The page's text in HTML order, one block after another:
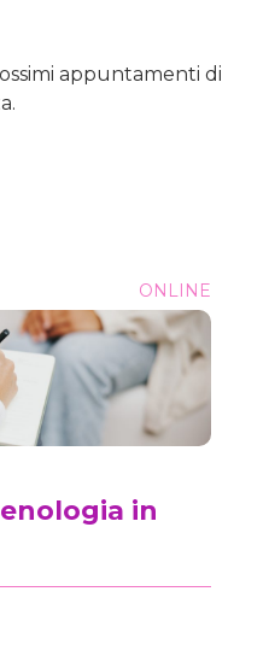
appuntamenti di
in Pillole ONLINE
in